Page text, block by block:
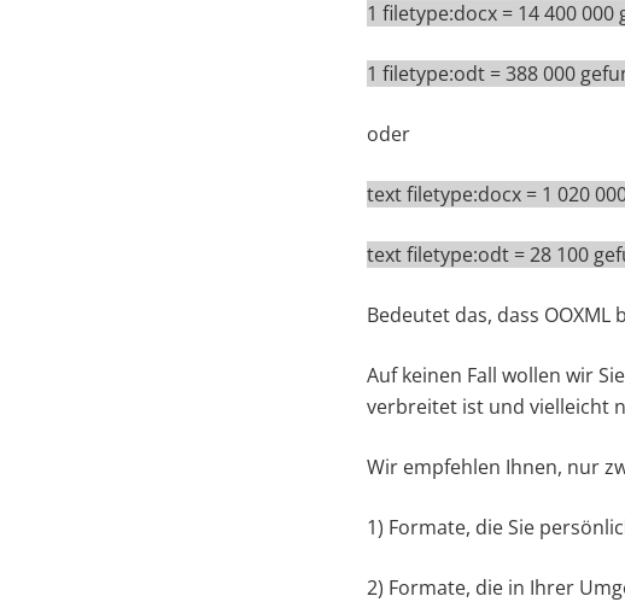
1 filetype:docx = 14 400
1 filetype:odt = 388 000
oder
text filetype:docx = 1 020
text filetype:odt = 28 100
Bedeutet das, dass
Auf keinen Fall wollen wir
verbreitet ist und vielleicht
Wir empfehlen Ihnen, nur
1) Formate, die Sie
2) Formate, die in Ihrer